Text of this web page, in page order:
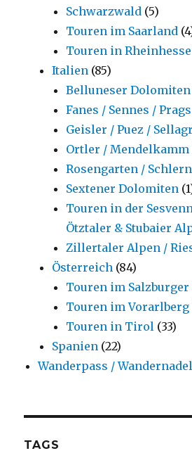
Schwarzwald (5)
Touren im Saarland
Touren in
Italien (85)
Belluneser Dolomiten
Fanes / Sennes / Prags
Geisler / Puez /
Ortler / Mendelkamm
Rosengarten /
Sextener Dolomiten
Touren in der
Ötztaler & Stubaier
Zillertaler Alpen /
Österreich (84)
Touren im Salzburger
Touren im Vorarlberg
Touren in Tirol (33)
Spanien (22)
Wanderpass / Wandernadel
TAGS